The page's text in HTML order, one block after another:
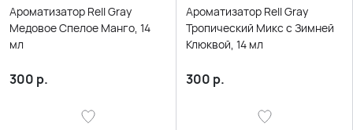
Ароматизатор Rell Gray
Медовое Спелое Манго, 14
мл
300 р.
Ароматизатор Rell Gray
Тропический Микс с Зимней
Клюквой, 14 мл
300 р.